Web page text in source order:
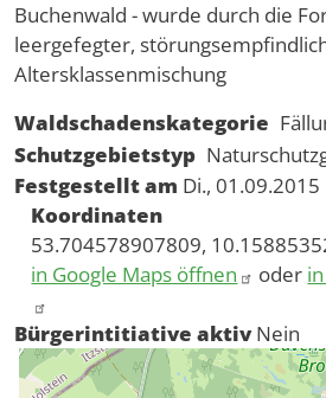
Buchenwald - wurde durch die
leergefegter,
Altersklassenmischung
Waldschadenskategorie
Schutzgebietstyp
Festgestellt am Di., 01.09.2015
Koordinaten
53.704578907809,
in Google Maps öffnen
oder
Bürgerintitiative aktiv Nein